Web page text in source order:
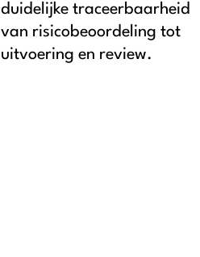
duidelijke traceerbaarheid
van risicobeoordeling tot
uitvoering en review.